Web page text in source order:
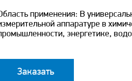
применения: В
аппаратуре в
энергетике,
Заказать